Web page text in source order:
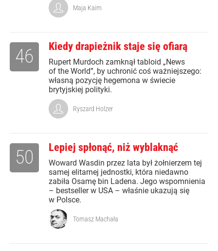
Maja Kaim
Kiedy drapieżnik staje się ofiarą
Rupert Murdoch zamknął tabloid „News
of the World”, by uchronić coś ważniejszego:
własną pozycję hegemona w świecie
brytyjskiej polityki.
46
Ryszard Holzer
Lepiej spłonąć, niż wyblaknąć
Woward Wasdin przez lata był żołnierzem tej
samej elitarnej jednostki, która niedawno
zabiła Osamę bin Ladena. Jego wspomnienia
– bestseller w USA – właśnie ukazują się
w Polsce.
50
Tomasz Machała